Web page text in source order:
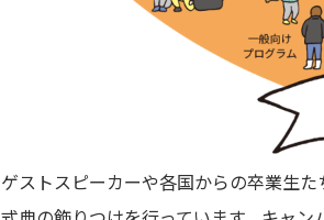
ゲストスピーカーや各国からの卒業生